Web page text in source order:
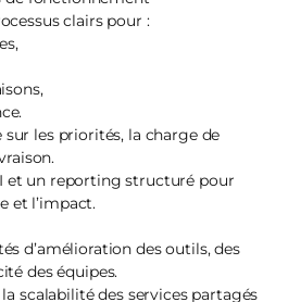
clairs pour :
les priorités, la charge de
et un reporting structuré pour
et l’impact.
d’amélioration des outils, des
des équipes.
scalabilité des services partagés